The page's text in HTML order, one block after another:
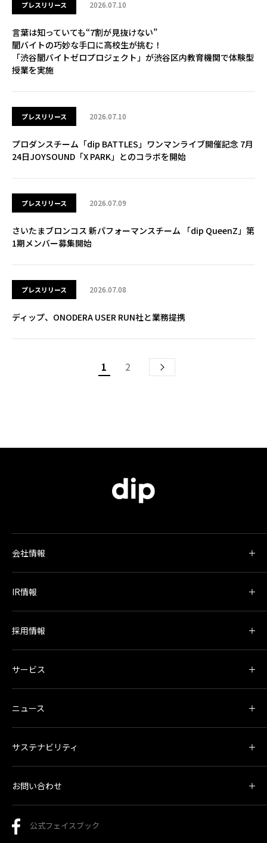
プレスリリース 2026.07.10
言葉は知っていても“7割が見抜けない”
闇バイトの巧妙な手口に高校生が挑む！
「渋谷闇バイトゼロプロジェクト」が渋谷区内教育機関で体験型
授業を実施
プレスリリース 2026.07.10
プロダンスチーム「dip BATTLES」ワンマンライブ開催記念 7月
24日JOYSOUND「X PARK」とのコラボを開始
プレスリリース 2026.07.09
さいたまブロンコス 新パフォーマンスチーム 「dip QueenZ」第
1期メンバー募集開始
プレスリリース 2026.07.08
ディップ、ONODERA USER RUN社と業務提携
1 2
会社情報
IR情報
採用情報
サービス
ニュース
サステナビリティ
お問い合わせ
公式フェイスブック